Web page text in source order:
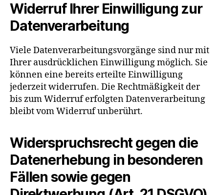
Widerruf Ihrer Einwilligung zur
Datenverarbeitung
Viele Datenverarbeitungsvorgänge sind nur mit
Ihrer ausdrücklichen Einwilligung möglich. Sie
können eine bereits erteilte Einwilligung
jederzeit widerrufen. Die Rechtmäßigkeit der
bis zum Widerruf erfolgten Datenverarbeitung
bleibt vom Widerruf unberührt.
Widerspruchsrecht gegen die
Datenerhebung in besonderen
Fällen sowie gegen